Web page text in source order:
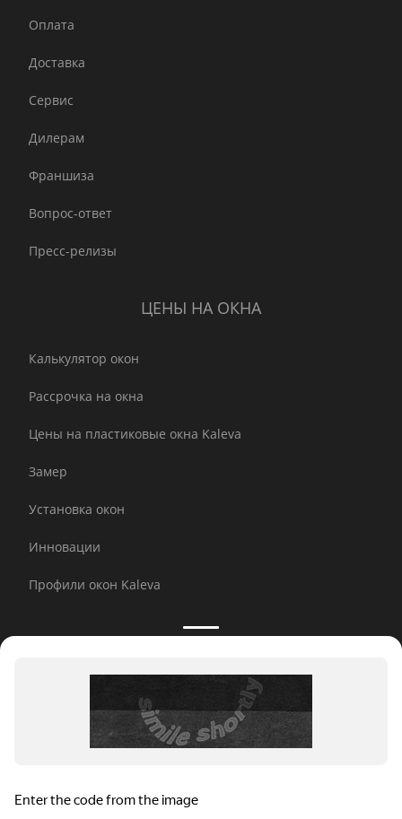
Оплата
Доставка
Сервис
Дилерам
Франшиза
Вопрос-ответ
Пресс-релизы
ЦЕНЫ НА ОКНА
Калькулятор окон
Рассрочка на окна
Цены на пластиковые окна Kaleva
Замер
Установка окон
Инновации
Профили окон Kaleva
Принимаем к оплате:
E-mail рассылка